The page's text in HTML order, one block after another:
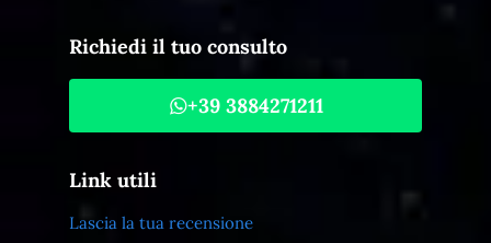
Richiedi il tuo consulto
+39 3884271211
Link utili
Lascia la tua recensione